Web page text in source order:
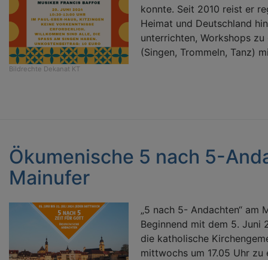
Bildrechte Dekanat KT
konnte. Seit 2010 reist er
Heimat und Deutschland
unterrichten, Workshops
(Singen, Trommeln, Tanz)
Ökumenische 5 nach 5-
Mainufer
„5 nach 5- Andachten“ am
Beginnend mit dem 5. Juni
die katholische
mittwochs um 17.05 Uhr